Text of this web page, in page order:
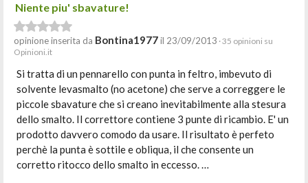
Niente piu' sbavature!
opinione inserita da Bontina1977il 23/09/2013 · 35 opinioni su
Opinioni.it
Si tratta di un pennarello con punta in feltro, imbevuto di
solvente levasmalto (no acetone) che serve a correggere le
piccole sbavature che si creano inevitabilmente alla stesura
dello smalto. Il correttore contiene 3 punte di ricambio. E' un
prodotto davvero comodo da usare. Il risultato è perfeto
perchè la punta è sottile e obliqua, il che consente un
corretto ritocco dello smalto in eccesso. …